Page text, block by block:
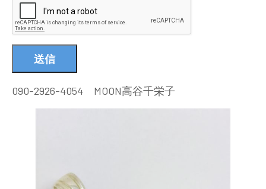
090-2926-4054 MOON高谷千栄子